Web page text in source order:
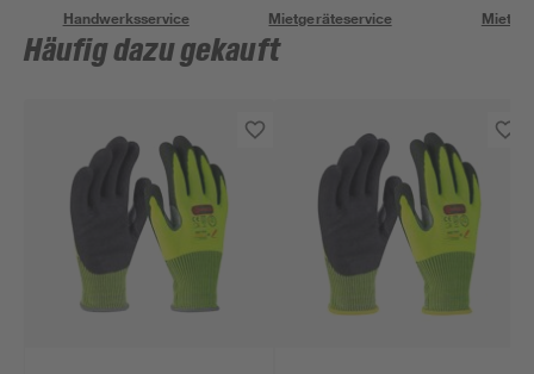
Handwerksservice Mietgeräteservice
Häufig dazu gekauft